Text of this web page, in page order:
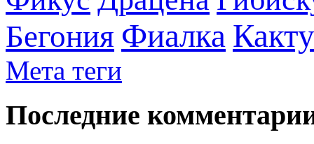
Бегония Фиалка
Мета теги
Последние